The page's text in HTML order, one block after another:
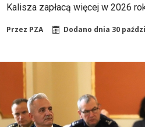
Kalisza zapłacą więcej w 2026
Przez PZA Dodano dnia 30